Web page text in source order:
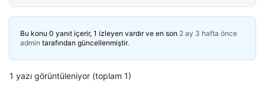
Bu konu 0 yanıt içerir, 1 izleyen vardır ve en son 2 ay 3 hafta önce
admin tarafından güncellenmiştir.
1 yazı görüntüleniyor (toplam 1)